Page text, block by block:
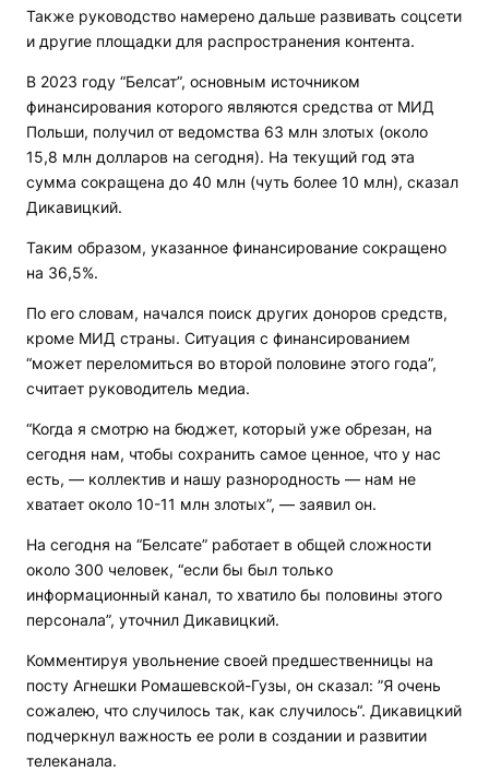
Также руководство намерено дальше развивать соцсети
и другие площадки для распространения контента.
В 2023 году “Белсат”, основным источником
финансирования которого являются средства от МИД
Польши, получил от ведомства 63 млн злотых (около
15,8 млн долларов на сегодня). На текущий год эта
сумма сокращена до 40 млн (чуть более 10 млн), сказал
Дикавицкий.
Таким образом, указанное финансирование сокращено
на 36,5%.
По его словам, начался поиск других доноров средств,
кроме МИД страны. Ситуация с финансированием
“может переломиться во второй половине этого года”,
считает руководитель медиа.
“Когда я смотрю на бюджет, который уже обрезан, на
сегодня нам, чтобы сохранить самое ценное, что у нас
есть, — коллектив и нашу разнородность — нам не
хватает около 10-11 млн злотых”, — заявил он.
На сегодня на “Белсате” работает в общей сложности
около 300 человек, “если бы был только
информационный канал, то хватило бы половины этого
персонала”, уточнил Дикавицкий.
Комментируя увольнение своей предшественницы на
посту Агнешки Ромашевской-Гузы, он сказал: ”Я очень
сожалею, что случилось так, как случилось“. Дикавицкий
подчеркнул важность ее роли в создании и развитии
телеканала.